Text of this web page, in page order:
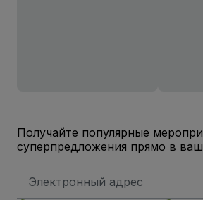
Получайте популярные
суперпредложения прямо в
электронной